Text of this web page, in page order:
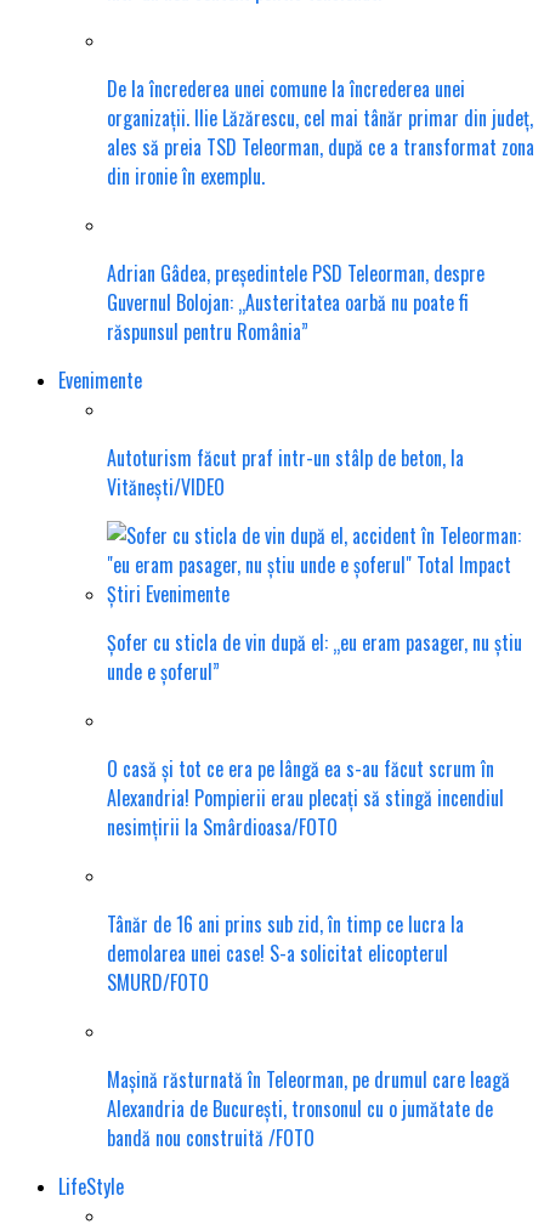
De la încrederea unei comune la încrederea unei
organizații. Ilie Lăzărescu, cel mai tânăr primar din județ,
ales să preia TSD Teleorman, după ce a transformat zona
din ironie în exemplu.
Adrian Gâdea, președintele PSD Teleorman, despre
Guvernul Bolojan: „Austeritatea oarbă nu poate fi
răspunsul pentru România”
Evenimente
Autoturism făcut praf intr-un stâlp de beton, la
Vitănești/VIDEO
Șofer cu sticla de vin după el: „eu eram pasager, nu știu
unde e șoferul”
O casă și tot ce era pe lângă ea s-au făcut scrum în
Alexandria! Pompierii erau plecați să stingă incendiul
nesimțirii la Smârdioasa/FOTO
Tânăr de 16 ani prins sub zid, în timp ce lucra la
demolarea unei case! S-a solicitat elicopterul
SMURD/FOTO
Mașină răsturnată în Teleorman, pe drumul care leagă
Alexandria de București, tronsonul cu o jumătate de
bandă nou construită /FOTO
LifeStyle